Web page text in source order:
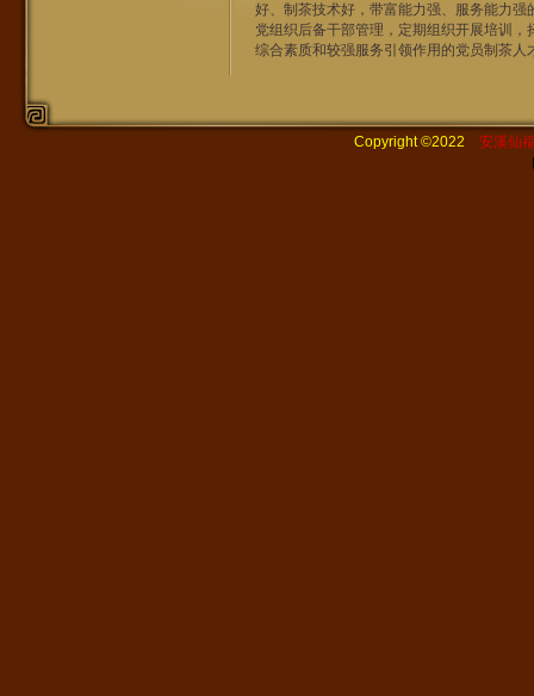
好、制茶技术好，带富能力强、服务能力强
党组织后备干部管理，定期组织开展培训
综合素质和较强服务引领作用的党员制茶人
Copyright ©2022 安溪仙